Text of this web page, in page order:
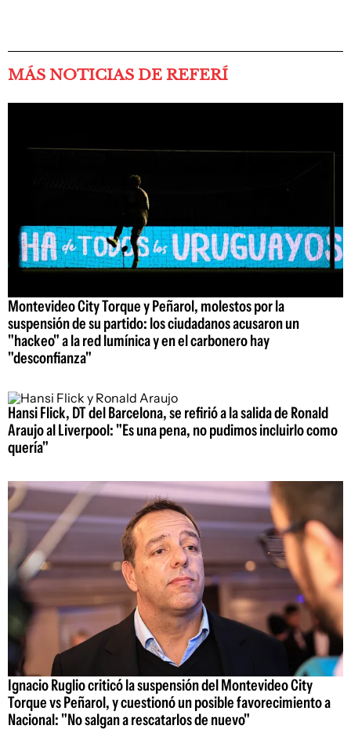
MÁS NOTICIAS DE REFERÍ
Montevideo City Torque y Peñarol, molestos por la
suspensión de su partido: los ciudadanos acusaron un
"hackeo" a la red lumínica y en el carbonero hay
"desconfianza"
Hansi Flick, DT del Barcelona, se refirió a la salida de Ronald
Araujo al Liverpool: "Es una pena, no pudimos incluirlo como
quería"
Ignacio Ruglio criticó la suspensión del Montevideo City
Torque vs Peñarol, y cuestionó un posible favorecimiento a
Nacional: "No salgan a rescatarlos de nuevo"